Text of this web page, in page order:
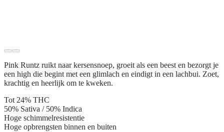
Pink Runtz ruikt naar kersensnoep, groeit als een beest en bezorgt je
een high die begint met een glimlach en eindigt in een lachbui. Zoet,
krachtig en heerlijk om te kweken.
Tot 24% THC
50% Sativa / 50% Indica
Hoge schimmelresistentie
Hoge opbrengsten binnen en buiten